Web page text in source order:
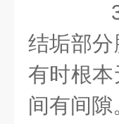
结垢部
有时根
间有间隙